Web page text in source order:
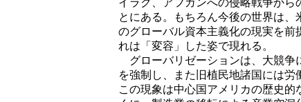
イラク、アフガンへの侵略戦争から
とにある。もちろん今後の世界は
のグローバル資本主義化の現実を
れは「変容」した姿で現れる。
グローバリゼーションは、大競争
を強制し、また旧植民地諸国には労
この現象は中心国アメリカの歴史